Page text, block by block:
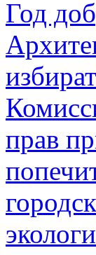
Год
прав